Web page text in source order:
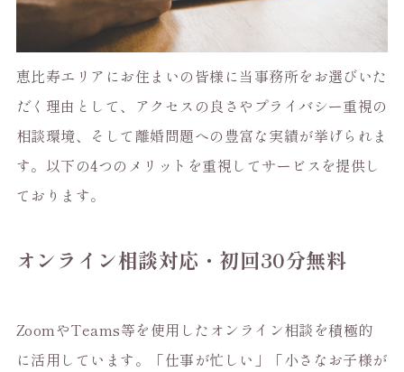
恵比寿エリアにお住まいの皆様に当事務所をお選びいた
だく理由として、アクセスの良さやプライバシー重視の
相談環境、そして離婚問題への豊富な実績が挙げられま
す。以下の4つのメリットを重視してサービスを提供し
ております。
オンライン相談対応・初回30分無料
ZoomやTeams等を使用したオンライン相談を積極的
に活用しています。「仕事が忙しい」「小さなお子様が